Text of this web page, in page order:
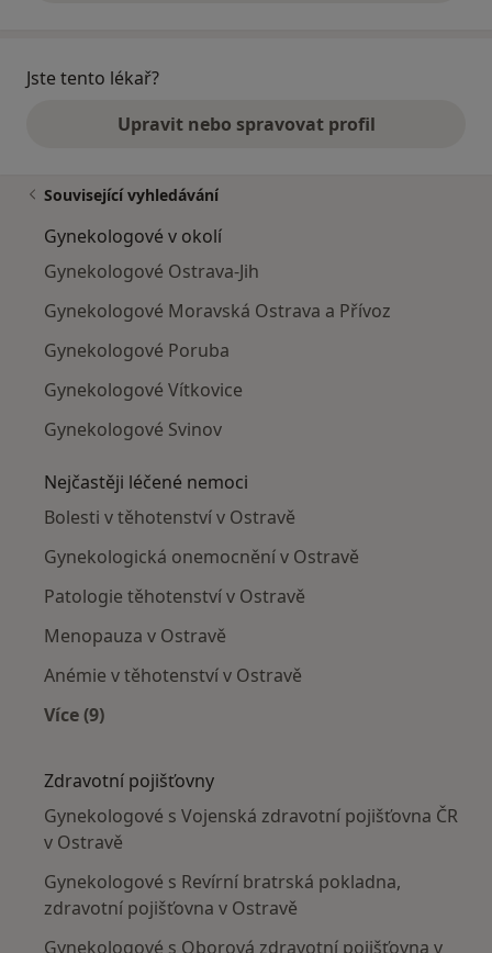
Jste tento lékař?
Upravit nebo spravovat profil
Související vyhledávání
Gynekologové v okolí
Gynekologové Ostrava-Jih
Gynekologové Moravská Ostrava a Přívoz
Gynekologové Poruba
Gynekologové Vítkovice
Gynekologové Svinov
Nejčastěji léčené nemoci
Bolesti v těhotenství v Ostravě
Gynekologická onemocnění v Ostravě
Patologie těhotenství v Ostravě
Menopauza v Ostravě
Anémie v těhotenství v Ostravě
Více (9)
Zdravotní pojišťovny
Gynekologové s Vojenská zdravotní pojišťovna ČR
v Ostravě
Gynekologové s Revírní bratrská pokladna,
zdravotní pojišťovna v Ostravě
Gynekologové s Oborová zdravotní pojišťovna v